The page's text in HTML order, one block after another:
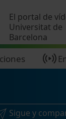
El portal de
Universitat de
Barcelona
Sigue y